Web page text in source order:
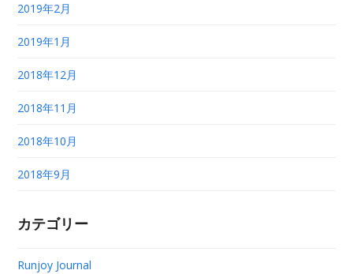
2019年2月
2019年1月
2018年12月
2018年11月
2018年10月
2018年9月
カテゴリー
Runjoy Journal